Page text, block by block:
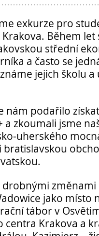
srpen
2026
exkurze pro
Během
střední
a často se
jejich školu a
nám podařilo
zkoumali jsme
uherského
drobnými
jako místo
tábor v
Krakova a